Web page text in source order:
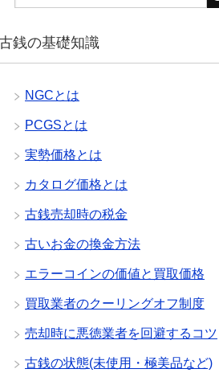
と
検
銭の基礎知識
NGCとは
PCGSとは
実勢価格とは
カタログ価格とは
古銭売却時の税金
古いお金の換金方法
エラーコインの価値と買取価格
買取業者のクーリングオフ制度
売却時に悪徳業者を回避するコツ
古銭の状態(未使用・極美品など)